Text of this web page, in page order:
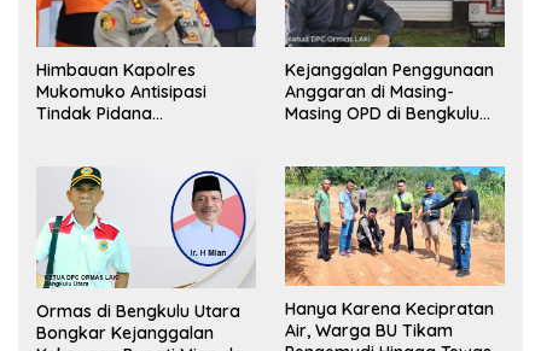
Himbauan Kapolres
Mukomuko Antisipasi
Tindak Pidana
Kejanggalan Penggunaan
Anggaran di Masing-
Masing OPD di Bengkulu
Ormas di Bengkulu Utara
Bongkar Kejanggalan
Hanya Karena Kecipratan
Air, Warga BU Tikam